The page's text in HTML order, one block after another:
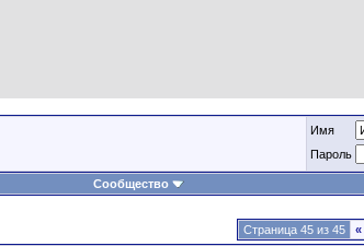
Имя
Пароль
Сообщество
Страница 45 из 45 «